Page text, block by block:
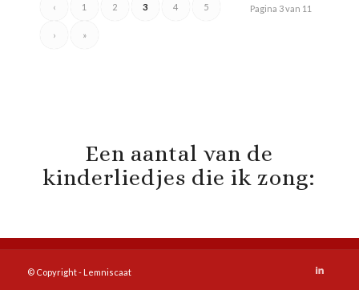
Pagina 3 van 11
‹ 1 2 3 4 5
› »
Een aantal van de
kinderliedjes die ik zong:
© Copyright - Lemniscaat